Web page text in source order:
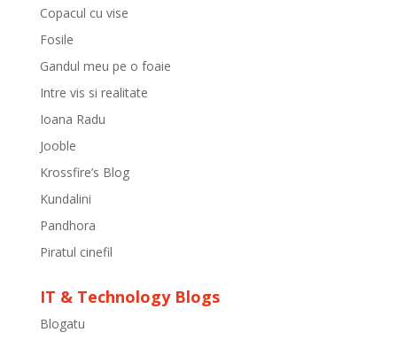
Copacul cu vise
Fosile
Gandul meu pe o foaie
Intre vis si realitate
Ioana Radu
Jooble
Krossfire’s Blog
Kundalini
Pandhora
Piratul cinefil
IT & Technology Blogs
Blogatu